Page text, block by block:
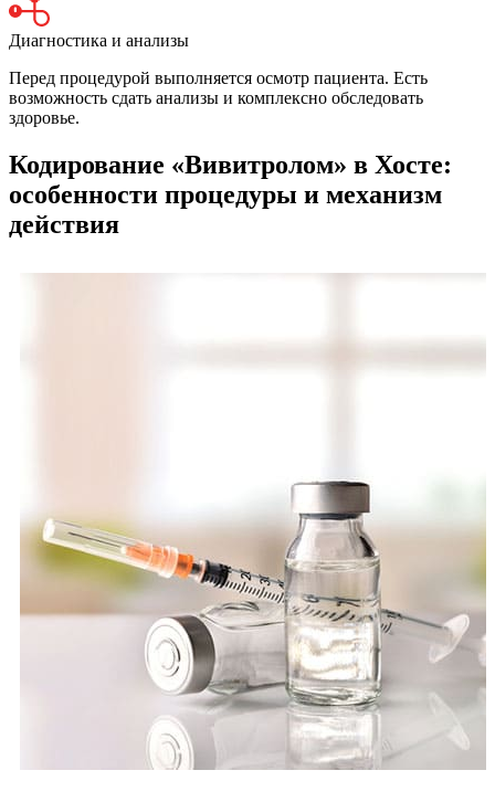
Диагностика и анализы
Перед процедурой выполняется осмотр пациента. Есть
возможность сдать анализы и комплексно обследовать
здоровье.
Кодирование «Вивитролом» в Хосте:
особенности процедуры и механизм
действия